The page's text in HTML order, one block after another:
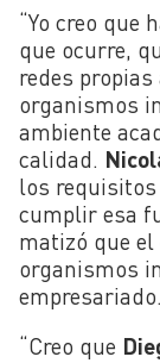
“Yo creo que
que ocurre,
redes
organismos
ambiente
calidad.
los
cumplir esa
matizó que el
organismos
empresariado.
“Creo que